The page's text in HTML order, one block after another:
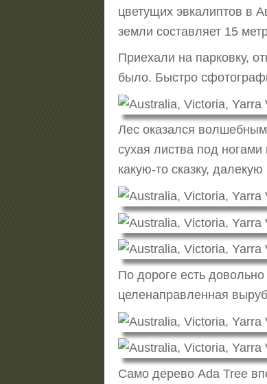
цветущих эвкалиптов в
земли составляет 15
Приехали на парковку,
было. Быстро
Лес оказался
сухая листва под
какую-то сказку,
По дороге есть
целенаправленная
Само дерево Ada Tree